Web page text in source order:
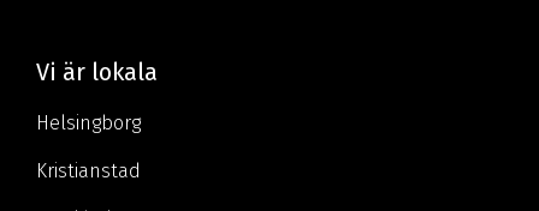
Vi är lokala
Helsingborg
Kristianstad